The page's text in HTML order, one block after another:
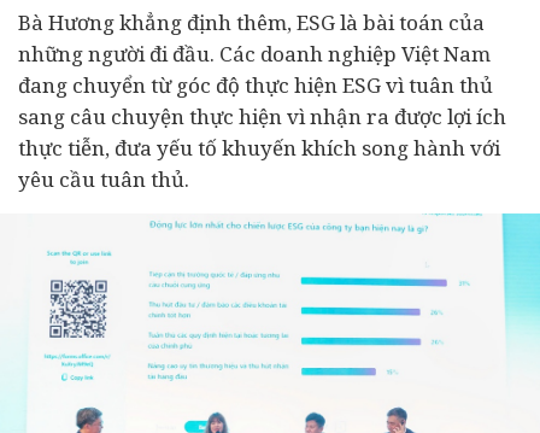
Bà Hương khẳng định thêm, ESG là bài toán của
những người đi đầu. Các doanh nghiệp Việt Nam
đang chuyển từ góc độ thực hiện ESG vì tuân thủ
sang câu chuyện thực hiện vì nhận ra được lợi ích
thực tiễn, đưa yếu tố khuyến khích song hành với
yêu cầu tuân thủ.